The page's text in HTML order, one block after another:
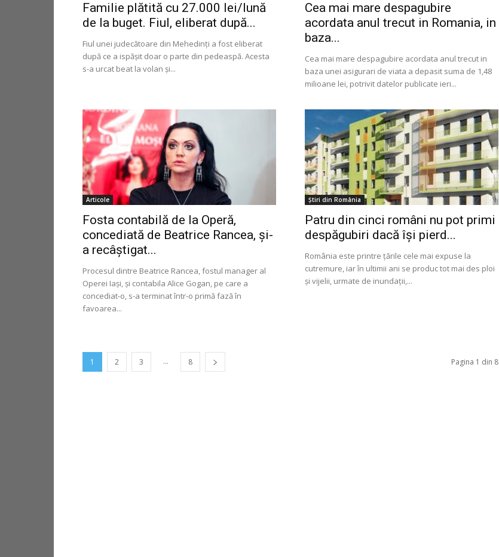
Familie plătită cu 27.000 lei/lună
de la buget. Fiul, eliberat după...
Fiul unei judecătoare din Mehedinți a fost eliberat
după ce a ispășit doar o parte din pedeaspă. Acesta
s-a urcat beat la volan și...
Cea mai mare despagubire
acordata anul trecut in Romania, in
baza...
Cea mai mare despagubire acordata anul trecut in
baza unei asigurari de viata a depasit suma de 1,48
milioane lei, potrivit datelor publicate ieri...
Articole
Fosta contabilă de la Operă,
concediată de Beatrice Rancea, și-
a recâștigat...
Procesul dintre Beatrice Rancea, fostul manager al
Operei Iași, și contabila Alice Gogan, pe care a
concediat-o, s-a terminat într-o primă fază în
favoarea...
Știri din România
Patru din cinci români nu pot primi
despăgubiri dacă își pierd...
România este printre țările cele mai expuse la
cutremure, iar în ultimii ani se produc tot mai des ploi
și vijelii, urmate de inundații,...
1 2 3 ... 8 Pagina 1 din 8